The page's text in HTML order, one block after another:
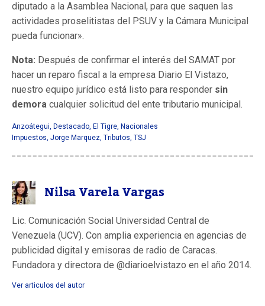
diputado a la Asamblea Nacional, para que saquen las
actividades proselitistas del PSUV y la Cámara Municipal
pueda funcionar».
Nota: Después de confirmar el interés del SAMAT por
hacer un reparo fiscal a la empresa Diario El Vistazo,
nuestro equipo jurídico está listo para responder sin
demora cualquier solicitud del ente tributario municipal.
Anzoátegui, Destacado, El Tigre, Nacionales
Impuestos, Jorge Marquez, Tributos, TSJ
Nilsa Varela Vargas
Lic. Comunicación Social Universidad Central de
Venezuela (UCV). Con amplia experiencia en agencias de
publicidad digital y emisoras de radio de Caracas.
Fundadora y directora de @diarioelvistazo en el año 2014.
Ver articulos del autor